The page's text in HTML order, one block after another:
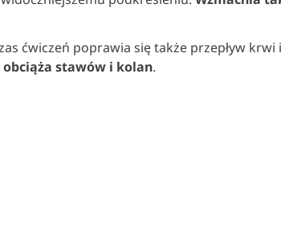
ćwiczeń poprawia się także przepływ
obciąża stawów i kolan.